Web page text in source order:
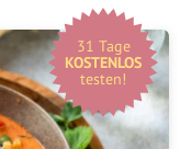
31 Tage
KOSTENLOS
testen!